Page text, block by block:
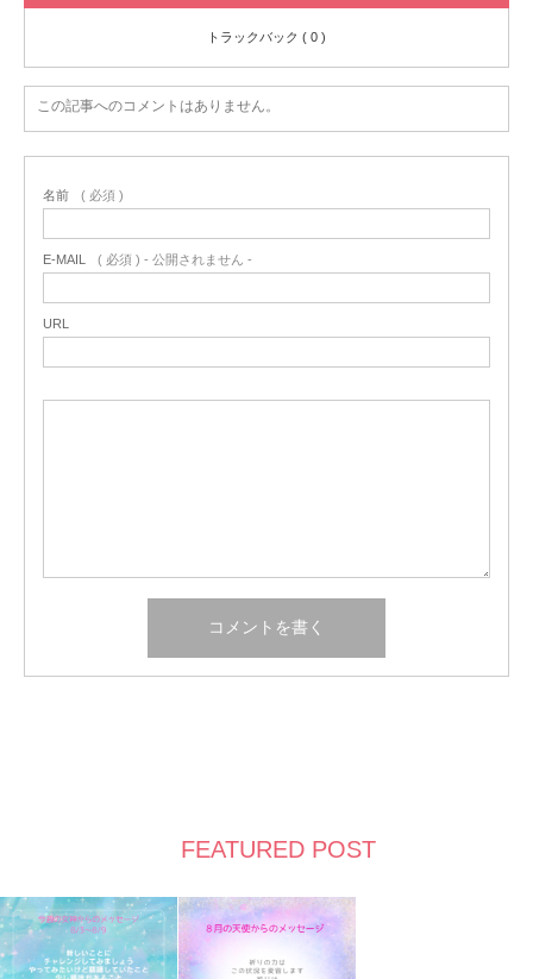
トラックバック ( 0 )
この記事へのコメントはありません。
名前 ( 必須 )
E-MAIL ( 必須 ) - 公開されません -
URL
FEATURED POST